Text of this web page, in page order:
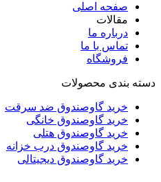
صفحه اصلی
مقالات
درباره ما
تماس با ما
فروشگاه
دسته بندی محصولات
خرید گاوصندوق ضد سرقت
خرید گاوصندوق خانگی
خرید گاوصندوق هتلی
خرید گاوصندوق درب خزانه
خرید گاوصندوق دیجیتالی